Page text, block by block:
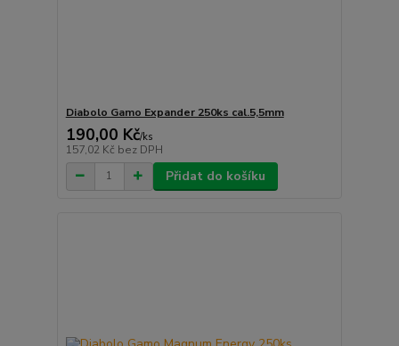
Diabolo Gamo Expander 250ks cal.5,5mm
190,00 Kč/ks
157,02 Kč bez DPH
Přidat do košíku